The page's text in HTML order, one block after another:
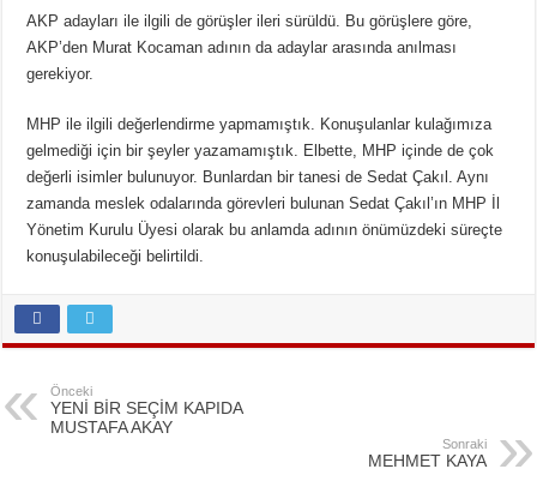
AKP adayları ile ilgili de görüşler ileri sürüldü. Bu görüşlere göre,
AKP’den Murat Kocaman adının da adaylar arasında anılması
gerekiyor.
MHP ile ilgili değerlendirme yapmamıştık. Konuşulanlar kulağımıza
gelmediği için bir şeyler yazamamıştık. Elbette, MHP içinde de çok
değerli isimler bulunuyor. Bunlardan bir tanesi de Sedat Çakıl. Aynı
zamanda meslek odalarında görevleri bulunan Sedat Çakıl’ın MHP İl
Yönetim Kurulu Üyesi olarak bu anlamda adının önümüzdeki süreçte
konuşulabileceği belirtildi.
Önceki
YENİ BİR SEÇİM KAPIDA
MUSTAFA AKAY
Sonraki
MEHMET KAYA